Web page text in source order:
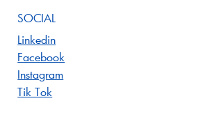
SOCIAL
Linkedin
Facebook
Instagram
Tik Tok